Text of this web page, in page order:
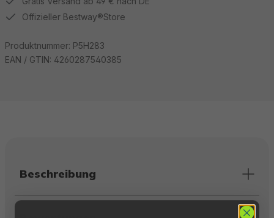
Offizieller Bestway®Store
Produktnummer: P5H283
EAN / GTIN: 4260287540385
Beschreibung